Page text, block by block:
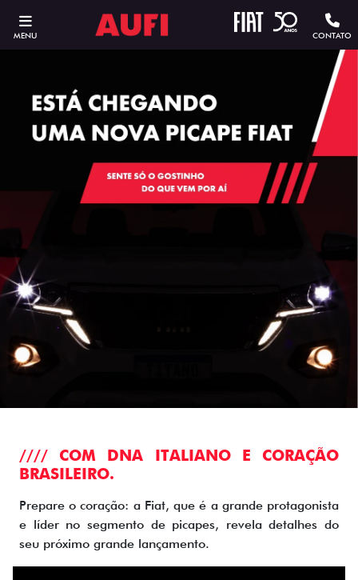
MENU CONTATO
//// COM DNA ITALIANO E CORAÇÃO
BRASILEIRO.
Prepare o coração: a Fiat, que é a grande protagonista
e líder no segmento de picapes, revela detalhes do
seu próximo grande lançamento.